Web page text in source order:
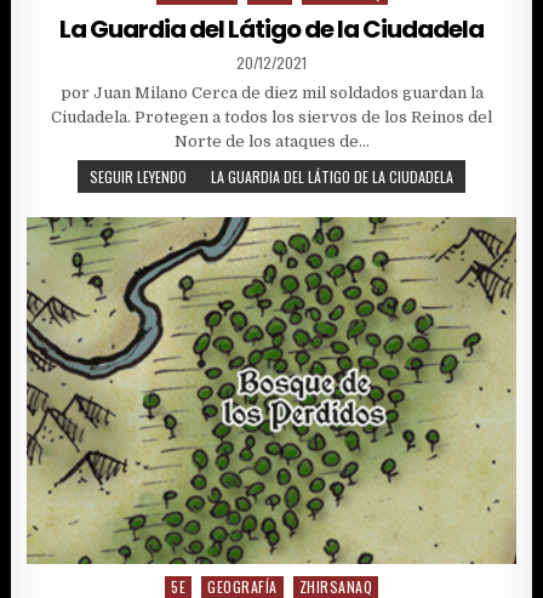
in
La Guardia del Látigo de la Ciudadela
PUBLISHED
20/12/2021
por Juan Milano Cerca de diez mil soldados guardan la
Ciudadela. Protegen a todos los siervos de los Reinos del
Norte de los ataques de…
SEGUIR LEYENDO LA GUARDIA DEL LÁTIGO DE LA CIUDADELA
Posted
5E GEOGRAFÍA ZHIRSANAQ